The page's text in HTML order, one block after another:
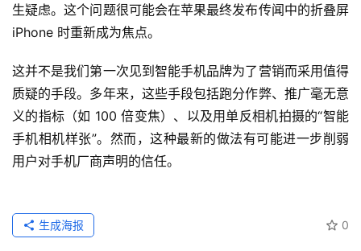
生疑虑。这个问题很可能会在苹果最终发布传闻中的折叠屏
iPhone 时重新成为焦点。
这并不是我们第一次见到智能手机品牌为了营销而采用值得
质疑的手段。多年来，这些手段包括跑分作弊、推广毫无意
义的指标（如 100 倍变焦）、以及用单反相机拍摄的“智能
手机相机样张”。然而，这种最新的做法有可能进一步削弱
用户对手机厂商声明的信任。
0
生成海报